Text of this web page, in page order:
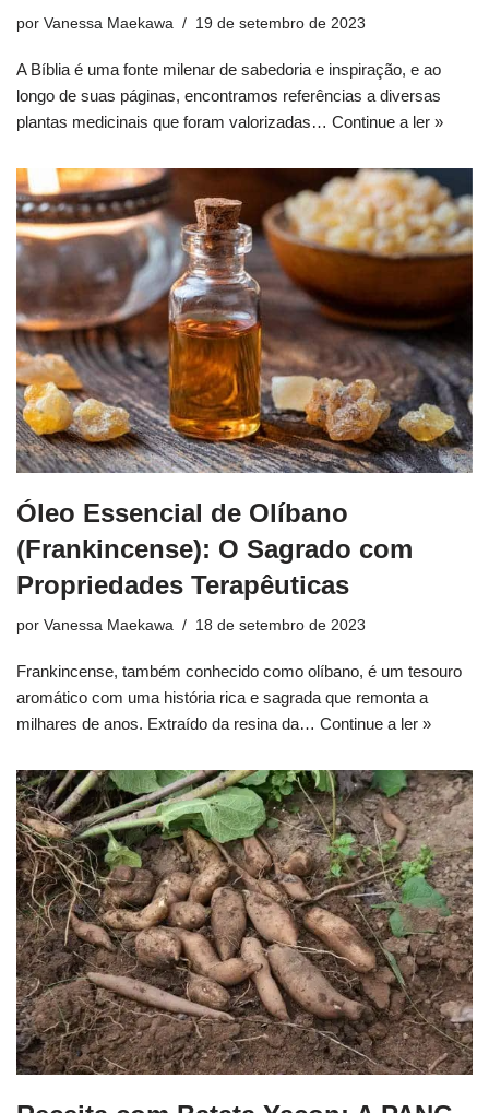
por Vanessa Maekawa 19 de setembro de 2023
A Bíblia é uma fonte milenar de sabedoria e inspiração, e ao
longo de suas páginas, encontramos referências a diversas
plantas medicinais que foram valorizadas… Continue a ler »
Óleo Essencial de Olíbano
(Frankincense): O Sagrado com
Propriedades Terapêuticas
por Vanessa Maekawa 18 de setembro de 2023
Frankincense, também conhecido como olíbano, é um tesouro
aromático com uma história rica e sagrada que remonta a
milhares de anos. Extraído da resina da… Continue a ler »